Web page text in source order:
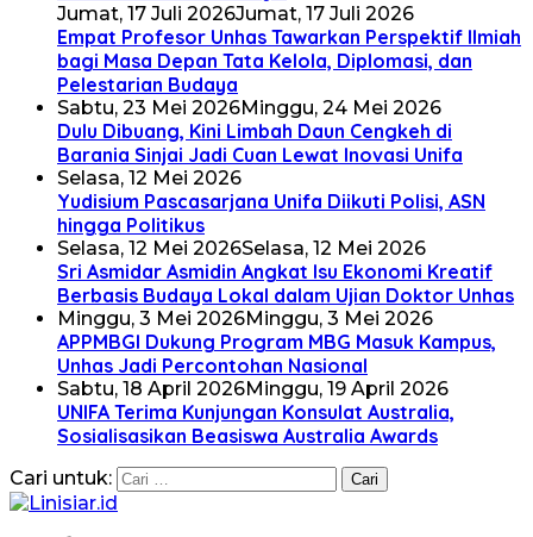
Jumat, 17 Juli 2026Jumat, 17 Juli 2026
Empat Profesor Unhas Tawarkan Perspektif Ilmiah
bagi Masa Depan Tata Kelola, Diplomasi, dan
Pelestarian Budaya
Sabtu, 23 Mei 2026Minggu, 24 Mei 2026
Dulu Dibuang, Kini Limbah Daun Cengkeh di
Barania Sinjai Jadi Cuan Lewat Inovasi Unifa
Selasa, 12 Mei 2026
Yudisium Pascasarjana Unifa Diikuti Polisi, ASN
hingga Politikus
Selasa, 12 Mei 2026Selasa, 12 Mei 2026
Sri Asmidar Asmidin Angkat Isu Ekonomi Kreatif
Berbasis Budaya Lokal dalam Ujian Doktor Unhas
Minggu, 3 Mei 2026Minggu, 3 Mei 2026
APPMBGI Dukung Program MBG Masuk Kampus,
Unhas Jadi Percontohan Nasional
Sabtu, 18 April 2026Minggu, 19 April 2026
UNIFA Terima Kunjungan Konsulat Australia,
Sosialisasikan Beasiswa Australia Awards
Cari untuk: